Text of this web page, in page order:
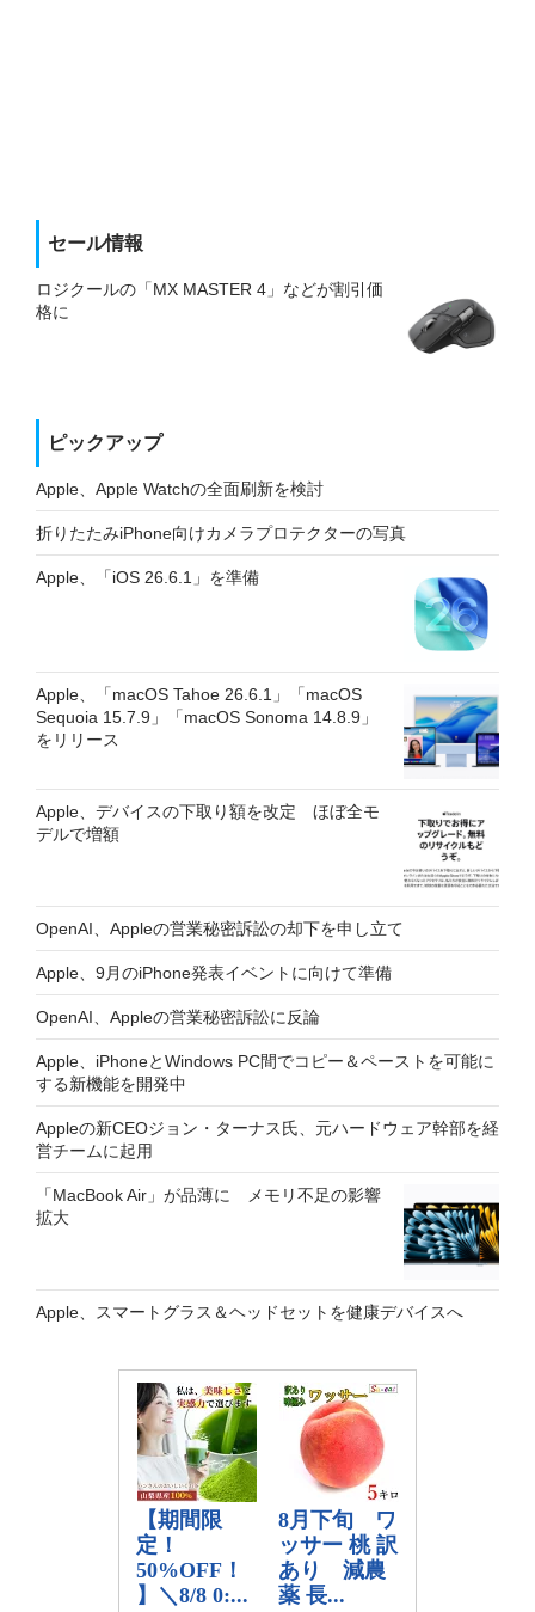
セール情報
ロジクールの「MX MASTER 4」などが割引価
格に
ピックアップ
Apple、Apple Watchの全面刷新を検討
折りたたみiPhone向けカメラプロテクターの写真
Apple、「iOS 26.6.1」を準備
Apple、「macOS Tahoe 26.6.1」「macOS
Sequoia 15.7.9」「macOS Sonoma 14.8.9」
をリリース
Apple、デバイスの下取り額を改定 ほぼ全モ
デルで増額
OpenAI、Appleの営業秘密訴訟の却下を申し立て
Apple、9月のiPhone発表イベントに向けて準備
OpenAI、Appleの営業秘密訴訟に反論
Apple、iPhoneとWindows PC間でコピー＆ペーストを可能に
する新機能を開発中
Appleの新CEOジョン・ターナス氏、元ハードウェア幹部を経
営チームに起用
「MacBook Air」が品薄に メモリ不足の影響
拡大
Apple、スマートグラス＆ヘッドセットを健康デバイスへ